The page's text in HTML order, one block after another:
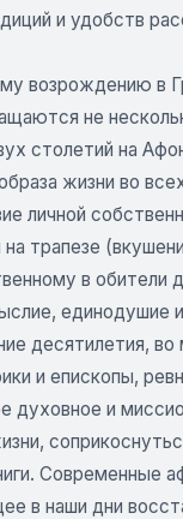
и удобств
возрождению в
не
столетий на
жизни во
личной
трапезе
в обители
единодушие и
десятилетия, во
и епископы,
духовное и
Современные
в наши дни